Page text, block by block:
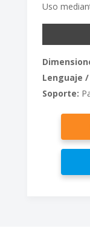
Uso
Lenguaje
Soporte: